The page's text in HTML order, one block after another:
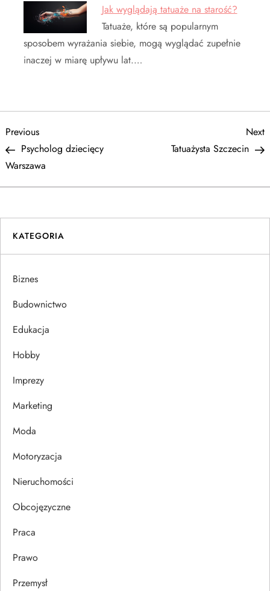
Jak wyglądają tatuaże na starość?
Tatuaże, które są popularnym
sposobem wyrażania siebie, mogą wyglądać zupełnie
inaczej w miarę upływu lat.…
N
a
w
i
g
a
c
a
w
p
u
Previous
Post
Previous
Psycholog dziecięcy
Warszawa
Next
Tatuażysta Szczecin
KATEGORIA
Biznes
Budownictwo
Edukacja
Hobby
Imprezy
Marketing
Moda
Motoryzacja
Nieruchomości
Obcojęzyczne
Praca
Prawo
Przemysł